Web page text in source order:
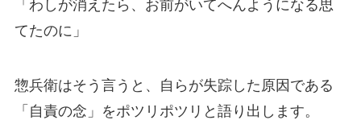
「わしが消えたら、お前がいてへんようになる思
てたのに」
惣兵衛はそう言うと、自らが失踪した原因である
「自責の念」をポツリポツリと語り出します。